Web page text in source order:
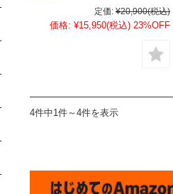
定価: ¥20,900(税込)
価格: ¥15,950(税込) 23%OFF
4件中1件～4件を表示